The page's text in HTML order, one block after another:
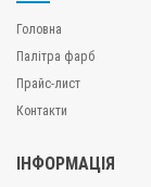
Головна
Палітра фарб
Прайс-лист
Контакти
ІНФОРМАЦІЯ